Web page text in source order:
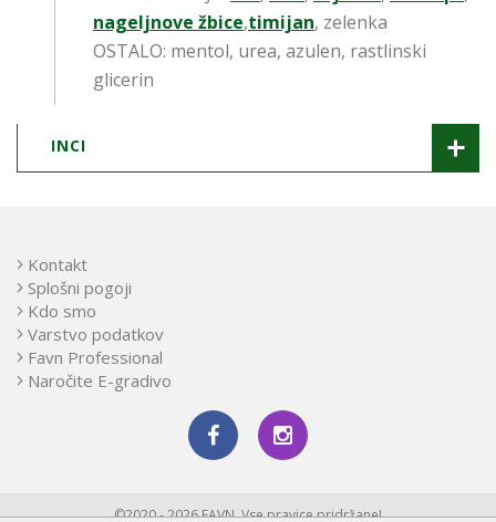
nageljnove žbice,timijan, zelenka
OSTALO: mentol, urea, azulen, rastlinski
glicerin
INCI
Kontakt
Splošni pogoji
Kdo smo
Varstvo podatkov
Favn Professional
Naročite E-gradivo
©2020 - 2026 FAVN. Vse pravice pridržane!